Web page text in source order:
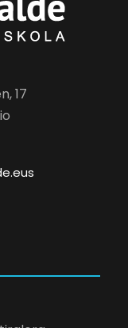
17